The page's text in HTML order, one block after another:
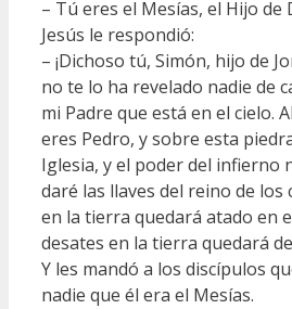
– Tú eres el Mesías, el Hijo de
Jesús le respondió:
– ¡Dichoso tú, Simón, hijo de
no te lo ha revelado nadie de
mi Padre que está en el cielo.
eres Pedro, y sobre esta
Iglesia, y el poder del infierno
daré las llaves del reino de los
en la tierra quedará atado en
desates en la tierra quedará
Y les mandó a los discípulos
nadie que él era el Mesías.